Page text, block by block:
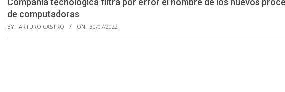
Compañía tecnológica filtra por error el nombre de los nuevos
de computadoras
BY: ARTURO CASTRO ON: 30/07/2022